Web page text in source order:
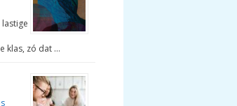
klas, zó dat …